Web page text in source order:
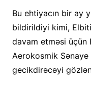
Bu ehtiyacın bir ay
bildirildiyi kimi,
davam etməsi üçün
Aerokosmik Sənaye
gecikdirəcəyi